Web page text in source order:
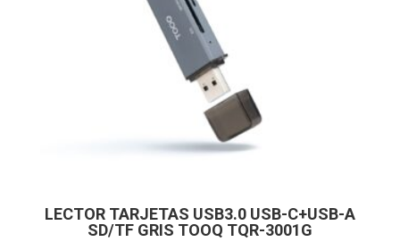
LECTOR TARJETAS USB3.0 USB-C+USB-A
SD/TF GRIS TOOQ TQR-3001G